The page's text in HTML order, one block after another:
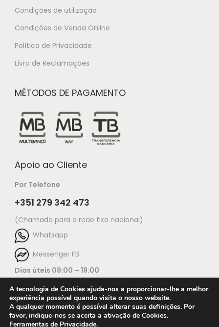
Condições de utilização
Condições de Venda Online
Política de Privacidade
Livro de Reclamações
MÉTODOS DE PAGAMENTO
Apoio ao Cliente
Por Telefone
+351 279 342 473
(Chamada para a rede fixa nacional)
Whatsapp
Messenger FB
Dias úteis 09:00 – 19:00
A tecnologia de Cookies ajuda-nos a proporcionar-lhe a melhor
experiência possível quando visita o nosso website.
A qualquer momento é possível alterar suas definições. Por
favor, indique-nos se aceita a ativação de Cookies.
Ferramentas de Privacidade.